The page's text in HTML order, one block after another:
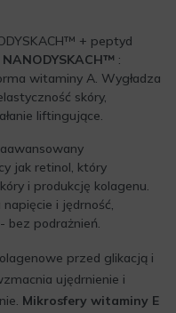
+ peptyd
:
witaminy A. Wygładza
skóry,
liftingujące.
jak retinol, który
i produkcję kolagenu.
i jędrność,
bez podrażnień.
przed glikacją i
ujędrnienie i
Mikrosfery witaminy E